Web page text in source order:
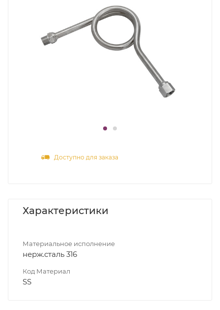
Доступно для заказа
Характеристики
Материальное исполнение
нерж.сталь 316
Код Материал
SS